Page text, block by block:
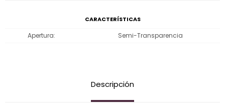
CARACTERÍSTICAS
Apertura Semi-Transparencia
Descripción